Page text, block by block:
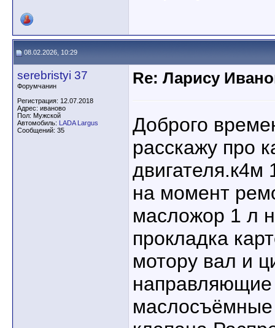
08.02.2026, 10:29
serebristyi 37
Форумчанин
Регистрация: 12.07.2018
Адрес: иваново
Пол: Мужской
Автомобиль: LADA Largus
Сообщений: 35
Re: Ларису
Доброго
расскажу про
двигателя.к4м
на момент
масложор 1 л
прокладка
мотору вал и
направляющие
маслосъёмные